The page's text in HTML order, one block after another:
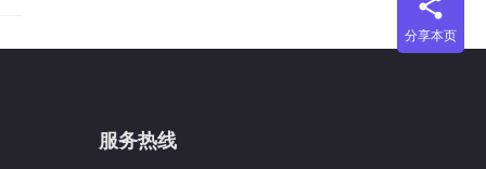
服务热线
分享本页